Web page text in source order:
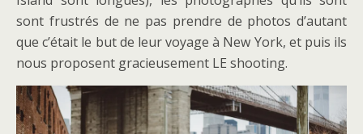
sont frustrés de ne pas prendre de photos d’autant
que c’était le but de leur voyage à New York, et puis ils
nous proposent gracieusement LE shooting.